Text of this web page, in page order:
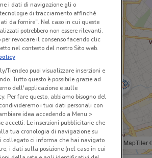
© MapTiler
i dati di navigazione gli o
di tracciamento affinché
da fornire". Nel caso in cui queste
potrebbero non essere rilevanti.
revocare il consenso facendo clic
nel contesto del nostro Sito web.
Tiendeo puoi visualizzare inserzioni e
Tutto questo è possibile grazie ad
dell'applicazione e sulle
Per fare questo, abbiamo bisogno del
i tuoi dati personali con
idea accedendo a Menu >
accetti: Le inserzioni pubblicitarie che
tua cronologia di navigazione su
collegato ci informa che hai navigato
i dati sulla posizione (nel caso in cui